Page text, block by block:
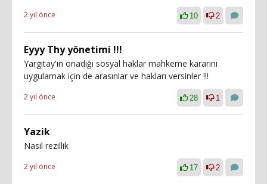
2 yıl önce 10 2
Eyyy Thy yönetimi !!!
Yargıtay'ın onadığı sosyal haklar mahkeme kararını
uygulamak için de arasınlar ve hakları versinler !!!
2 yıl önce 28 1
Yazik
Nasil rezillik
2 yıl önce 17 2